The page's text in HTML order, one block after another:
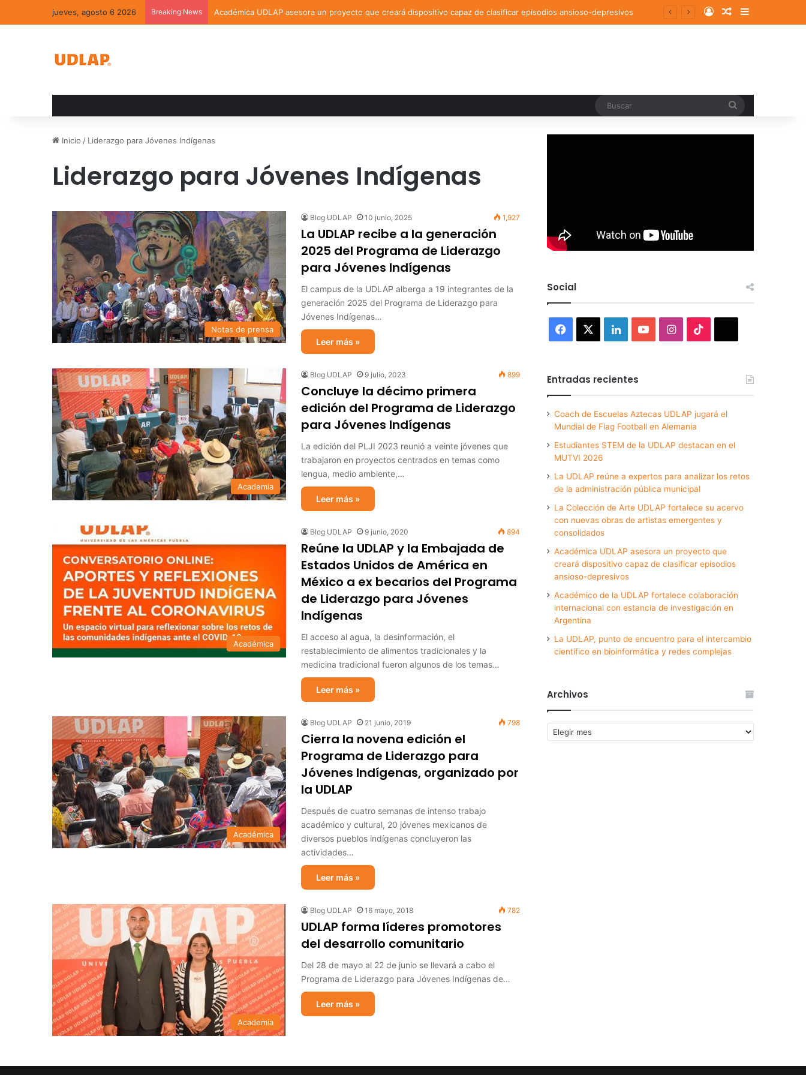
jueves, agosto 6 2026 Breaking News Académica UDLAP asesora un proyecto que creará dispositivo capaz de clasificar episodios ansioso-depresivos Log InRandom Article
Sidebar
Inicio / Liderazgo para Jóvenes Indígenas
Liderazgo para Jóvenes Indígenas
Notas de prensa
Blog UDLAP 10 junio, 2025 1,927
La UDLAP recibe a la generación
2025 del Programa de Liderazgo
para Jóvenes Indígenas
El campus de la UDLAP alberga a 19 integrantes de la
generación 2025 del Programa de Liderazgo para
Jóvenes Indígenas…
Leer más »
Academia
Blog UDLAP 9 julio, 2023 899
Concluye la décimo primera
edición del Programa de Liderazgo
para Jóvenes Indígenas
La edición del PLJI 2023 reunió a veinte jóvenes que
trabajaron en proyectos centrados en temas como
lengua, medio ambiente,…
Leer más »
Académica
Blog UDLAP 9 junio, 2020 894
Reúne la UDLAP y la Embajada de
Estados Unidos de América en
México a ex becarios del Programa
de Liderazgo para Jóvenes
Indígenas
El acceso al agua, la desinformación, el
restablecimiento de alimentos tradicionales y la
medicina tradicional fueron algunos de los temas…
Leer más »
Académica
Blog UDLAP 21 junio, 2019 798
Cierra la novena edición el
Programa de Liderazgo para
Jóvenes Indígenas, organizado por
la UDLAP
Después de cuatro semanas de intenso trabajo
académico y cultural, 20 jóvenes mexicanos de
diversos pueblos indígenas concluyeron las
actividades…
Leer más »
Academia
Blog UDLAP 16 mayo, 2018 782
UDLAP forma líderes promotores
del desarrollo comunitario
Del 28 de mayo al 22 de junio se llevará a cabo el
Programa de Liderazgo para Jóvenes Indígenas de…
Leer más »
Social
Facebook LinkedInYouTubeInstagram
Entradas recientes
Coach de Escuelas Aztecas UDLAP jugará el
Mundial de Flag Football en Alemania
Estudiantes STEM de la UDLAP destacan en el
MUTVI 2026
La UDLAP reúne a expertos para analizar los retos
de la administración pública municipal
La Colección de Arte UDLAP fortalece su acervo
con nuevas obras de artistas emergentes y
consolidados
Académica UDLAP asesora un proyecto que
creará dispositivo capaz de clasificar episodios
ansioso-depresivos
Académico de la UDLAP fortalece colaboración
internacional con estancia de investigación en
Argentina
La UDLAP, punto de encuentro para el intercambio
científico en bioinformática y redes complejas
Archivos
Archivos